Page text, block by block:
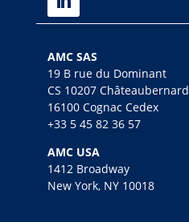
AMC SAS
19 B rue du Dominant
CS 10207 Châteaubernard
16100 Cognac Cedex
+33 5 45 82 36 57
AMC USA
1412 Broadway
New York, NY 10018